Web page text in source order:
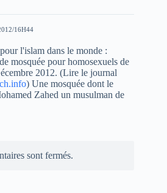
16H44
l'islam dans le monde :
mosquée pour homosexuels de
2012. (Lire le journal
) Une mosquée dont le
Zahed un musulman de
sont fermés.